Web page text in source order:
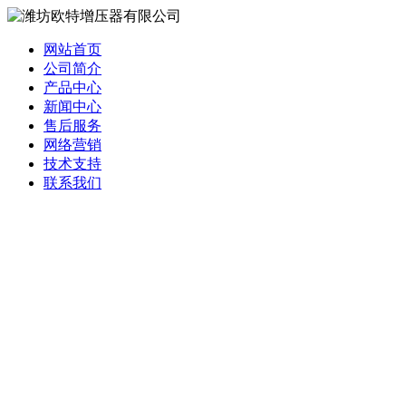
网站首页
公司简介
产品中心
新闻中心
售后服务
网络营销
技术支持
联系我们